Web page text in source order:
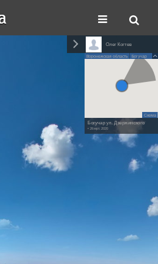
Олег Когтев
Воронежская область Богучар
Схема
Богучар ул. Дзержинского
• 26 мрт. 2020